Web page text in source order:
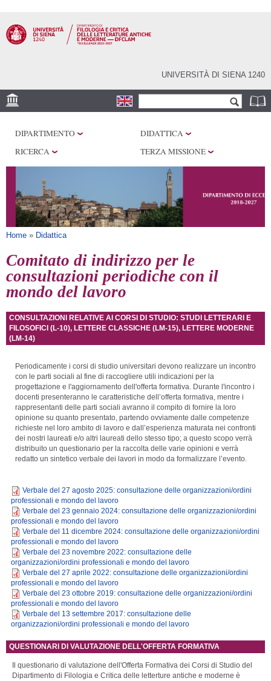
contenuto
principale
UNIVERSITÀ DI SIENA 1240
Form di ricerca
CENTRI DI RICERCA
BIBLIOTECHE E
ARCHIVI
SERVIZI
DIPARTIMENTO
DIDATTICA
RICERCA
TERZA MISSIONE
Tu sei qui
Home » Didattica
Comitato di indirizzo per le
consultazioni periodiche con il
mondo del lavoro
CONSULTAZIONI RELATIVE AI CORSI DI STUDIO: STUDI LETTERARI E
FILOSOFICI (L-10), LETTERE CLASSICHE (LM-15), LETTERE MODERNE
(LM-14)
Periodicamente i corsi di studio universitari devono realizzare un incontro
con le parti sociali al fine di raccogliere utili indicazioni per la
progettazione e l'aggiornamento dell'offerta formativa. Durante l'incontro i
docenti presenteranno le caratteristiche dell’offerta formativa, mentre i
rappresentanti delle parti sociali avranno il compito di fornire la loro
opinione su quanto presentato, partendo ovviamente dalle competenze
richieste nel loro ambito di lavoro e dall’esperienza maturata nei confronti
dei nostri laureati e/o altri laureati dello stesso tipo; a questo scopo verrà
distribuito un questionario per la raccolta delle varie opinioni e verrà
redatto un sintetico verbale dei lavori in modo da formalizzare l’evento.
Verbale del 27 agosto 2025: consultazione delle organizzazioni/ordini
professionali e mondo del lavoro
Verbale del 23 gennaio 2024: consultazione delle organizzazioni/ordini
professionali e mondo del lavoro
Verbale del 11 dicembre 2024: consultazione delle organizzazioni/ordini
professionali e mondo del lavoro
Verbale del 23 novembre 2022: consultazione delle
organizzazioni/ordini professionali e mondo del lavoro
Verbale del 27 aprile 2022: consultazione delle organizzazioni/ordini
professionali e mondo del lavoro
Verbale del 23 ottobre 2019: consultazione delle organizzazioni/ordini
professionali e mondo del lavoro
Verbale del 13 settembre 2017: consultazione delle
organizzazioni/ordini professionali e mondo del lavoro
QUESTIONARI DI VALUTAZIONE DELL'OFFERTA FORMATIVA
Il questionario di valutazione dell'Offerta Formativa dei Corsi di Studio del
Dipartimento di Filologia e Critica delle letterture antiche e moderne è